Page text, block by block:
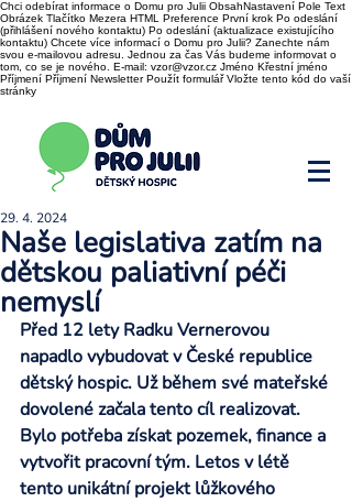
Chci odebírat informace o Domu pro Julii ObsahNastavení Pole Text
Obrázek Tlačítko Mezera HTML Preference První krok Po odeslání
(přihlášení nového kontaktu) Po odeslání (aktualizace existujícího
kontaktu) Chcete více informací o Domu pro Julii? Zanechte nám
svou e-mailovou adresu. Jednou za čas Vás budeme informovat o
tom, co se je nového. E-mail: vzor@vzor.cz Jméno Křestní jméno
Příjmení Příjmení Newsletter Použít formulář Vložte tento kód do vaší
stránky
Naše legislativa zatím na
dětskou paliativní péči
nemyslí
29. 4. 2024
Před 12 lety Radku Vernerovou
napadlo vybudovat v České republice
dětský hospic. Už během své mateřské
dovolené začala tento cíl realizovat.
Bylo potřeba získat pozemek, finance a
vytvořit pracovní tým. Letos v létě
tento unikátní projekt lůžkového